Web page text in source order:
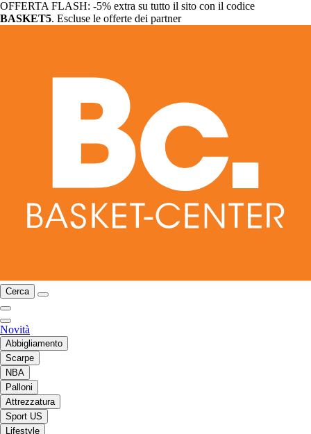
OFFERTA FLASH: -5% extra su tutto il sito con il codice
BASKET5. Escluse le offerte dei partner
Cerca
Novità
Abbigliamento
Scarpe
NBA
Palloni
Attrezzatura
Sport US
Lifestyle